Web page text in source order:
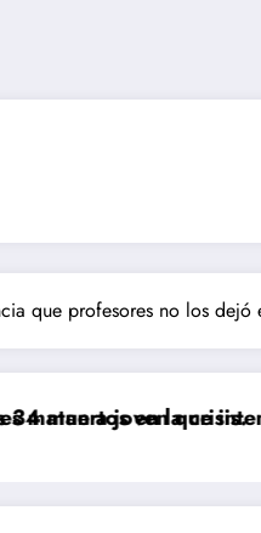
que profesores no los
la crisis.
que intentó defender